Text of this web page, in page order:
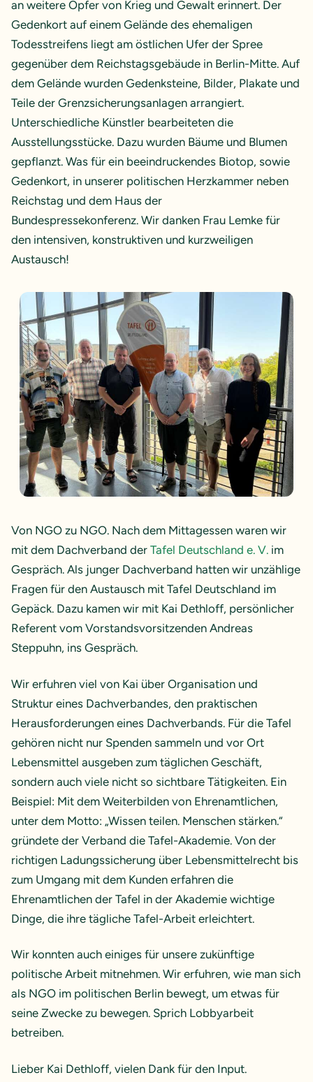
an weitere Opfer von Krieg und Gewalt erinnert. Der
Gedenkort auf einem Gelände des ehemaligen
Todesstreifens liegt am östlichen Ufer der Spree
gegenüber dem Reichstagsgebäude in Berlin-Mitte. Auf
dem Gelände wurden Gedenksteine, Bilder, Plakate und
Teile der Grenzsicherungsanlagen arrangiert.
Unterschiedliche Künstler bearbeiteten die
Ausstellungsstücke. Dazu wurden Bäume und Blumen
gepflanzt. Was für ein beeindruckendes Biotop, sowie
Gedenkort, in unserer politischen Herzkammer neben
Reichstag und dem Haus der
Bundespressekonferenz. Wir danken Frau Lemke für
den intensiven, konstruktiven und kurzweiligen
Austausch!
Von NGO zu NGO. Nach dem Mittagessen waren wir
mit dem Dachverband der Tafel Deutschland e. V. im
Gespräch. Als junger Dachverband hatten wir unzählige
Fragen für den Austausch mit Tafel Deutschland im
Gepäck. Dazu kamen wir mit Kai Dethloff, persönlicher
Referent vom Vorstandsvorsitzenden Andreas
Steppuhn, ins Gespräch.
Wir erfuhren viel von Kai über Organisation und
Struktur eines Dachverbandes, den praktischen
Herausforderungen eines Dachverbands. Für die Tafel
gehören nicht nur Spenden sammeln und vor Ort
Lebensmittel ausgeben zum täglichen Geschäft,
sondern auch viele nicht so sichtbare Tätigkeiten. Ein
Beispiel: Mit dem Weiterbilden von Ehrenamtlichen,
unter dem Motto: „Wissen teilen. Menschen stärken.“
gründete der Verband die Tafel-Akademie. Von der
richtigen Ladungssicherung über Lebensmittelrecht bis
zum Umgang mit dem Kunden erfahren die
Ehrenamtlichen der Tafel in der Akademie wichtige
Dinge, die ihre tägliche Tafel-Arbeit erleichtert.
Wir konnten auch einiges für unsere zukünftige
politische Arbeit mitnehmen. Wir erfuhren, wie man sich
als NGO im politischen Berlin bewegt, um etwas für
seine Zwecke zu bewegen. Sprich Lobbyarbeit
betreiben.
Lieber Kai Dethloff, vielen Dank für den Input.